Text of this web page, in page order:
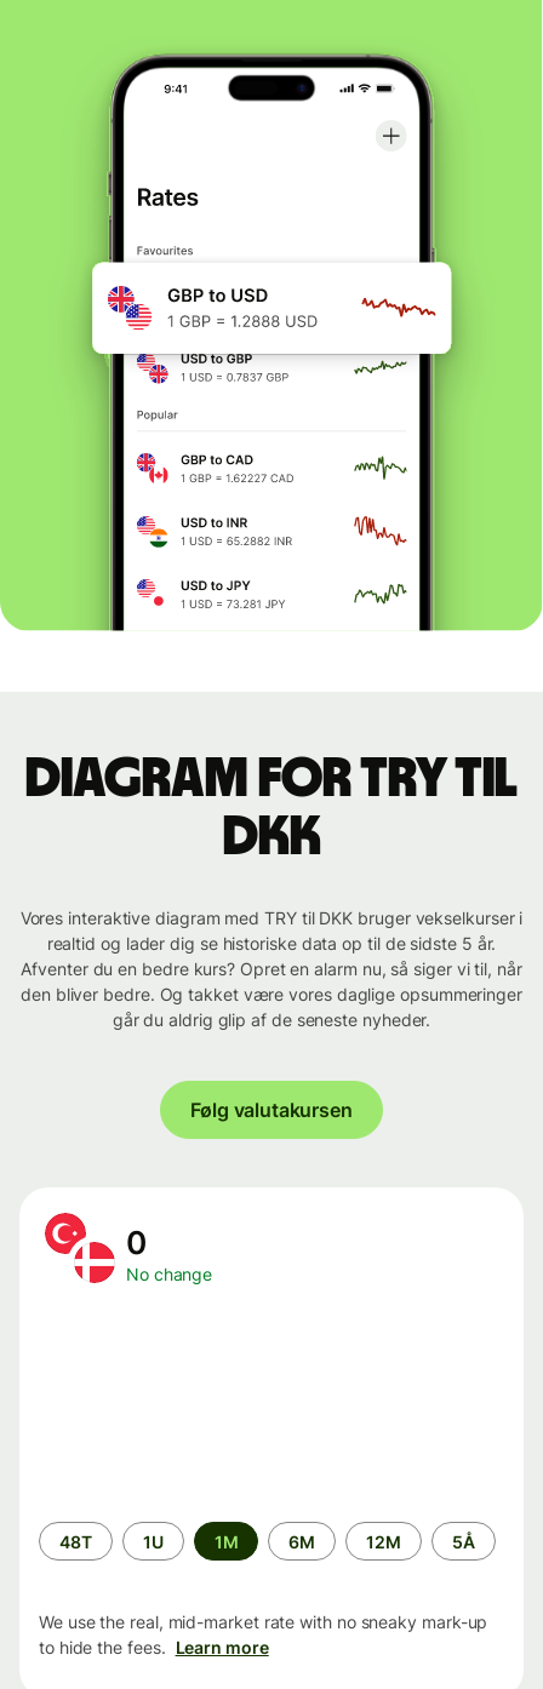
Diagram for TRY til
DKK
Vores interaktive diagram med TRY til DKK bruger vekselkurser i
realtid og lader dig se historiske data op til de sidste 5 år.
Afventer du en bedre kurs? Opret en alarm nu, så siger vi til, når
den bliver bedre. Og takket være vores daglige opsummeringer
går du aldrig glip af de seneste nyheder.
Følg valutakursen
0
No change
Time
period
48T 1U 1M 6M 12M 5Å
We use the real, mid-market rate with no sneaky mark-up
to hide the fees. Learn more